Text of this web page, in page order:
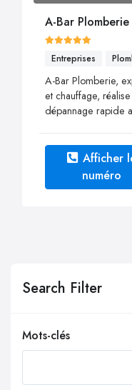
Search Filter
Mots-clés
A-Bar Plomberie
Entreprises
A-Bar Plomberie,
et chauffage,
dépannage rapide
Afficher
numéro